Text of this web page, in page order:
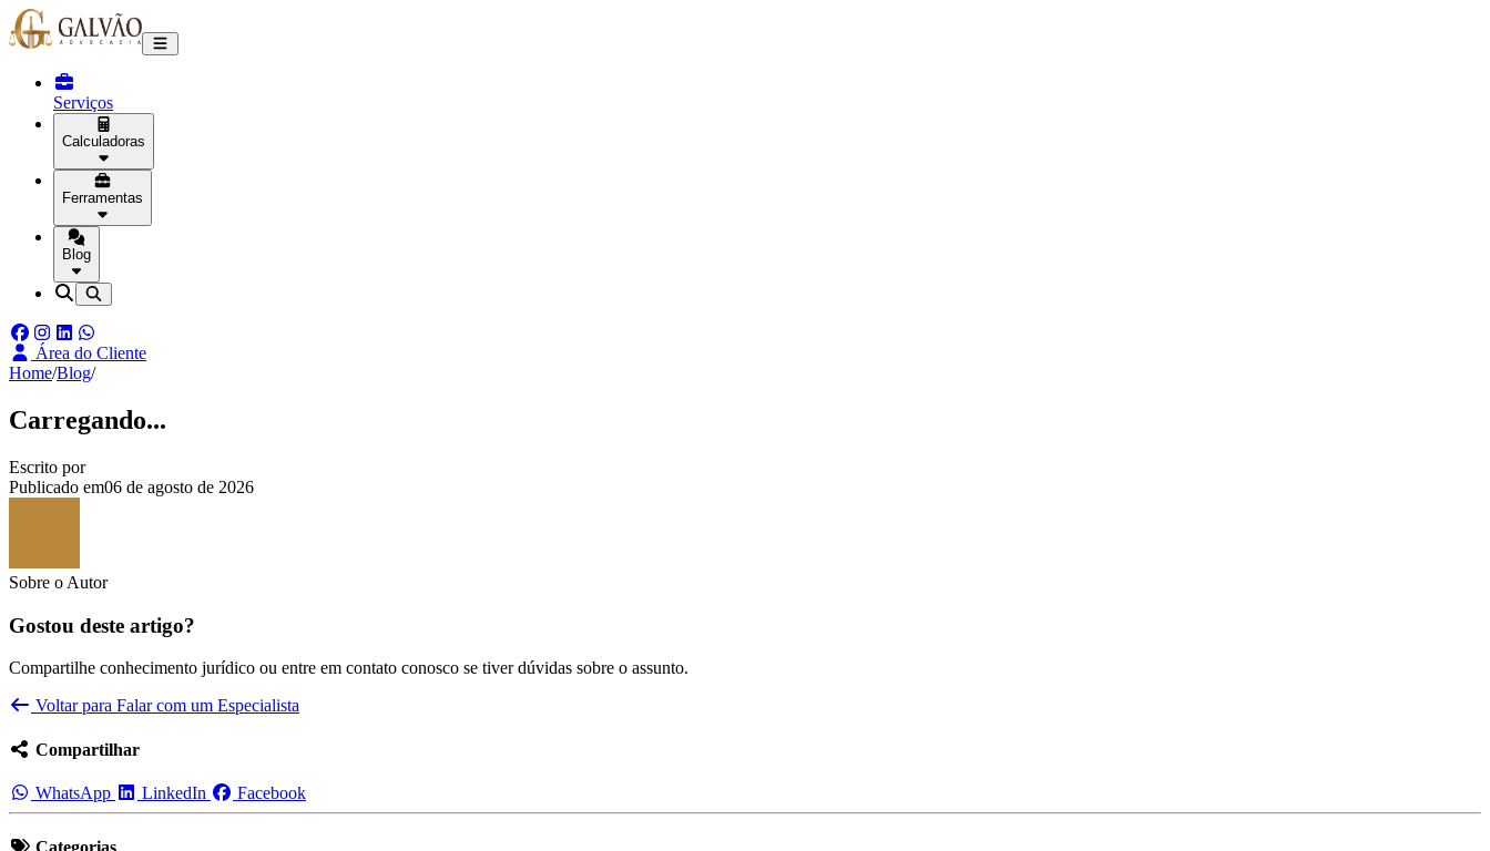
Serviços
Calculadoras
Ferramentas
Blog
Área do Cliente
Home/Blog/
Carregando...
Escrito por
Publicado em06 de agosto de 2026
Sobre o Autor
Gostou deste artigo?
Compartilhe conhecimento jurídico ou entre em contato conosco se tiver dúvidas sobre o assunto.
Voltar para Falar com um Especialista
Compartilhar
WhatsApp LinkedIn Facebook
Categorias